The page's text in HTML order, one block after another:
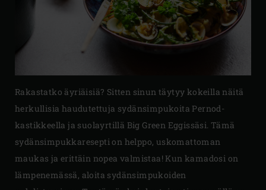
Rakastatko äyriäisiä? Sitten sinun täytyy kokeilla näitä
herkullisia haudutettuja sydänsimpukoita Pernod-
kastikkeella ja suolayrtillä Big Green Eggissäsi. Tämä
sydänsimpukkaresepti on helppo, uskomattoman
maukas ja erittäin nopea valmistaa! Kun kamadosi on
lämpenemässä, aloita sydänsimpukoiden